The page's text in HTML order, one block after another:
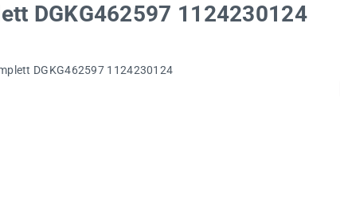
DGKG462597 1124230124